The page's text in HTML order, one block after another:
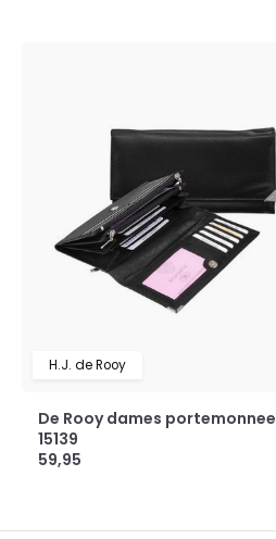
H.J. de Rooy
De Rooy dames portemonnee
15139
59,95